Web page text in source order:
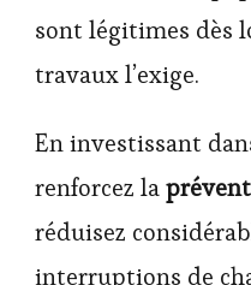
sont légitimes dès
travaux l’exige.
En investissant
renforcez la
réduisez
interruptions de